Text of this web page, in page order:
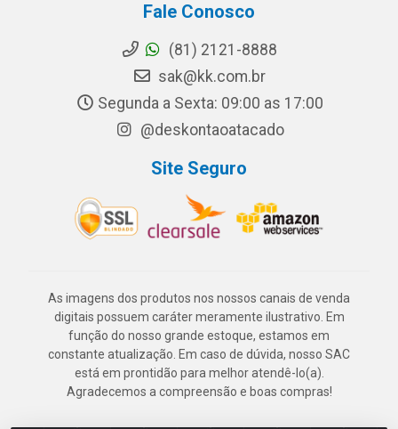
Fale Conosco
(81) 2121-8888
sak@kk.com.br
Segunda a Sexta: 09:00 as 17:00
@deskontaoatacado
Site Seguro
As imagens dos produtos nos nossos canais de venda
digitais possuem caráter meramente ilustrativo. Em
função do nosso grande estoque, estamos em
constante atualização. Em caso de dúvida, nosso SAC
está em prontidão para melhor atendê-lo(a).
Agradecemos a compreensão e boas compras!